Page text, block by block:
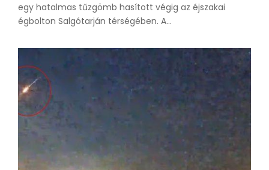
egy hatalmas tűzgömb hasított végig az éjszakai
égbolton Salgótarján térségében. A...